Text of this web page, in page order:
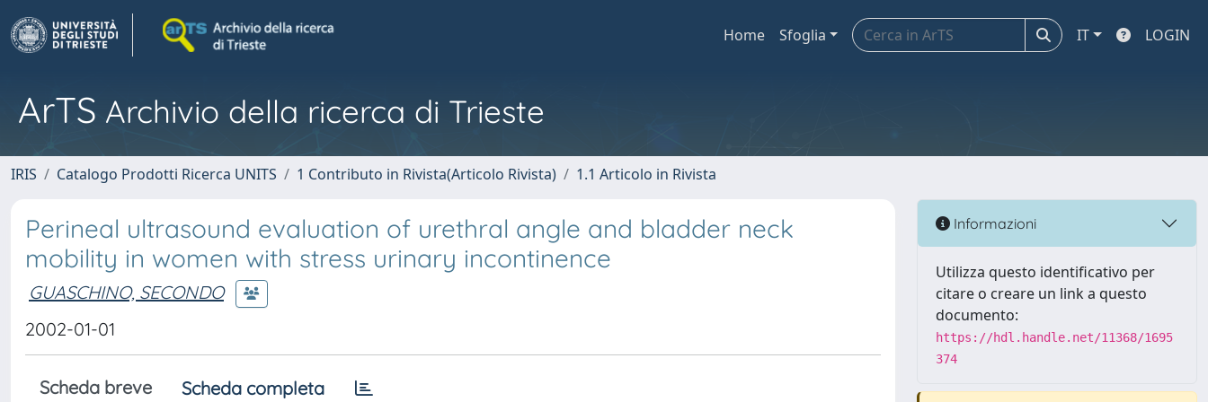
Home Sfoglia IT LOGIN
ArTS Archivio della ricerca di Trieste
IRIS Catalogo Prodotti Ricerca UNITS 1 Contributo in Rivista(Articolo Rivista) 1.1 Articolo in Rivista
Perineal ultrasound evaluation of urethral angle and bladder neck
mobility in women with stress urinary incontinence
GUASCHINO, SECONDO
2002-01-01
Scheda breve Scheda completa
Informazioni
Utilizza questo identificativo per
citare o creare un link a questo
documento:
https://hdl.handle.net/11368/1695
374